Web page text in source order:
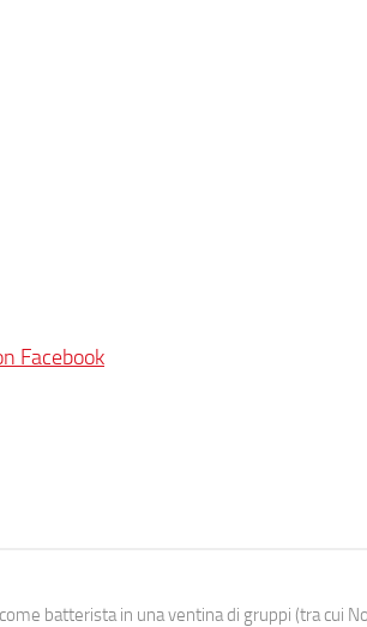
Facebook
batterista in una ventina di gruppi (tra cui